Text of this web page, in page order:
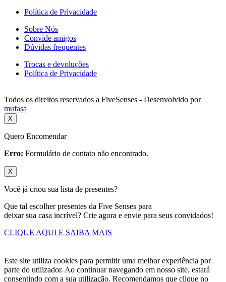
Política de Privacidade
Sobre Nós
Convide amigos
Dúvidas frequentes
Trocas e devoluções
Política de Privacidade
Todos os direitos reservados a FiveSenses - Desenvolvido por
mufasa
X
Quero Encomendar
Erro: Formulário de contato não encontrado.
X
Você já criou sua lista de presentes?
Que tal escolher presentes da Five Senses para
deixar sua casa incrível? Crie agora e envie para seus convidados!
CLIQUE AQUI E SAIBA MAIS
Este site utiliza cookies para permitir uma melhor experiência por
parte do utilizador. Ao continuar navegando em nosso site, estará
consentindo com a sua utilização. Recomendamos que clique no